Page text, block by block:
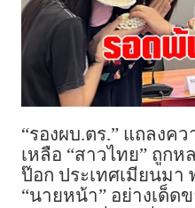
“รองผบ.ตร.” แถลงค
เหลือ “สาวไทย” ถูกห
ป๊อก ประเทศเมียนมา
“นายหน้า” อย่างเด็ด